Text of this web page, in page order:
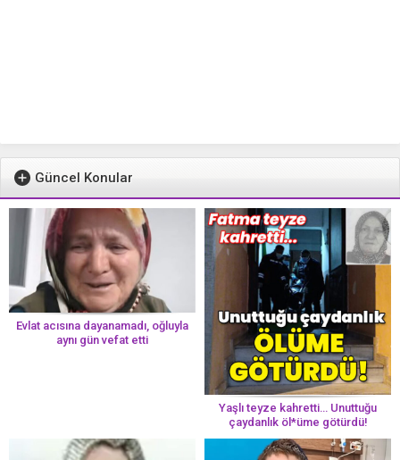
Güncel Konular
Evlat acısına dayanamadı, oğluyla
aynı gün vefat etti
Yaşlı teyze kahretti… Unuttuğu
çaydanlık öl*üme götürdü!